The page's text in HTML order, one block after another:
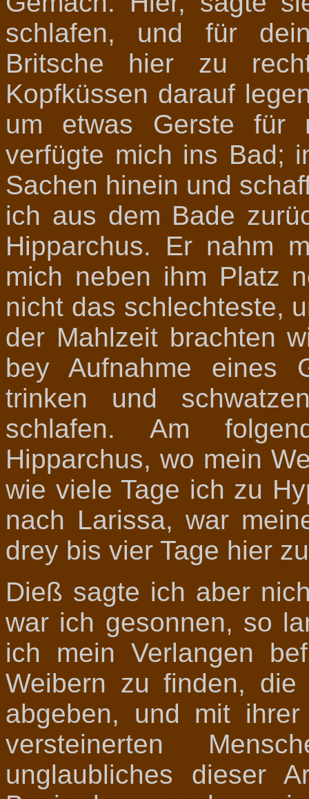
schlafen, und für
Britsche hier zu
Kopfküssen darauf
um etwas Gerste für
verfügte mich ins Bad;
Sachen hinein und
ich aus dem Bade
Hipparchus. Er nahm
mich neben ihm Platz
nicht das schlechteste,
der Mahlzeit brachten
bey Aufnahme eines
trinken und
schlafen. Am
Hipparchus, wo mein
wie viele Tage ich zu
nach Larissa, war
drey bis vier Tage hier
Dieß sagte ich aber
war ich gesonnen, so
ich mein Verlangen
Weibern zu finden,
abgeben, und mit
versteinerten
unglaubliches dieser